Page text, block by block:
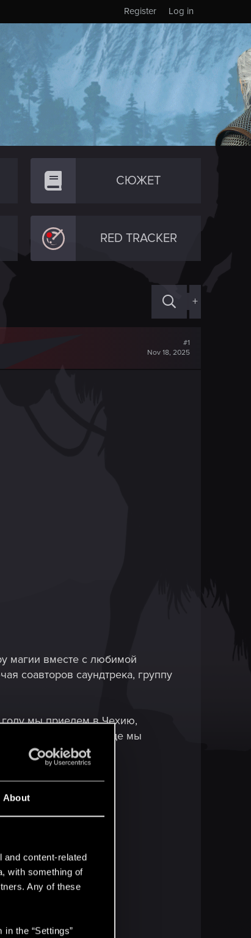
About
and content-related
with something of
Any of these
the “Settings”
Log in
Register
СЮЖЕТ
RED TRACKER
+
#1
Nov 18, 2025
магии вместе с любимой
соавторов саундтрека, группу
мы приедем в Чехию,
в страны, где мы
и Швецию.